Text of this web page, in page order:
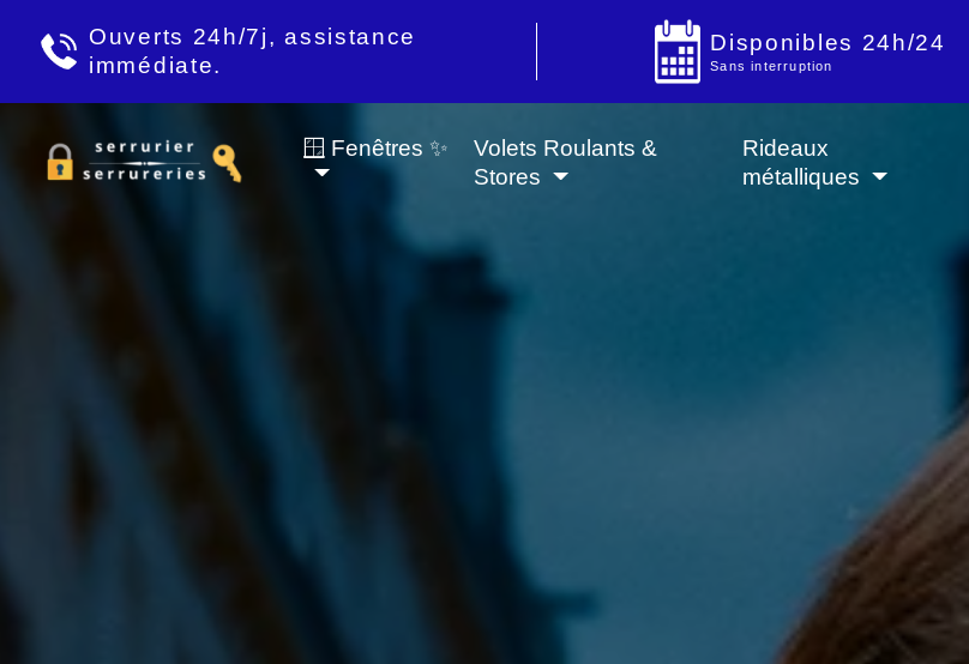
Ouverts 24h/7j, assistance
immédiate.
Disponibles 24h/24
Sans interruption
🪟 Fenêtres ✨
Volets Roulants &
Stores
Rideaux
métalliques